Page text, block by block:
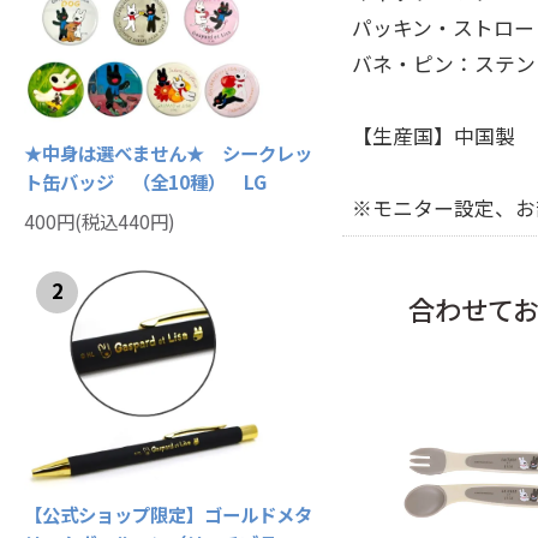
★中身は選べません★ シークレッ
ト缶バッジ （全10種） LG
400円(税込440円)
2
【公式ショップ限定】ゴールドメタ
パッキン・ストロ
バネ・ピン：ステ
【生産国】中国製
※モニター設定、
合わせて